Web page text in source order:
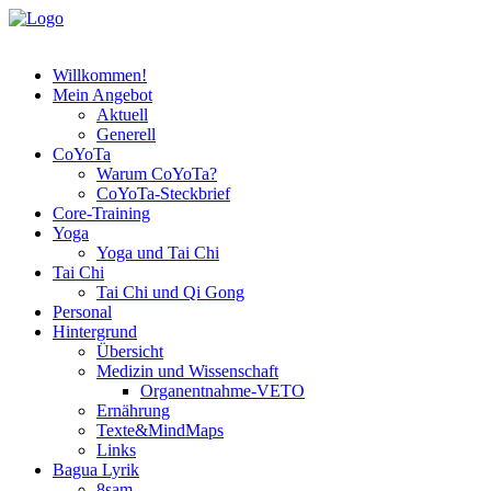
Willkommen!
Mein Angebot
Aktuell
Generell
CoYoTa
Warum CoYoTa?
CoYoTa-Steckbrief
Core-Training
Yoga
Yoga und Tai Chi
Tai Chi
Tai Chi und Qi Gong
Personal
Hintergrund
Übersicht
Medizin und Wissenschaft
Organentnahme-VETO
Ernährung
Texte&MindMaps
Links
Bagua Lyrik